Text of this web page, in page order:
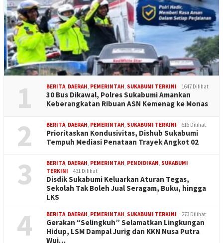
1 BERITA, DAERAH, PEMERINTAH, SUKABUMI TERKINI 1647 Dilihat
30 Bus Dikawal, Polres Sukabumi Amankan
Keberangkatan Ribuan ASN Kemenag ke Monas
2 BERITA, DAERAH, PEMERINTAH, SUKABUMI TERKINI 616 Dilihat
Prioritaskan Kondusivitas, Dishub Sukabumi
Tempuh Mediasi Penataan Trayek Angkot 02
3 BERITA, DAERAH, PEMERINTAH, PENDIDIKAN, SUKABUMI
TERKINI
431 Dilihat
Disdik Sukabumi Keluarkan Aturan Tegas,
Sekolah Tak Boleh Jual Seragam, Buku, hingga
LKS
4 BERITA, DAERAH, PEMERINTAH, SUKABUMI TERKINI 273 Dilihat
Gerakan “Selingkuh” Selamatkan Lingkungan
Hidup, LSM Dampal Jurig dan KKN Nusa Putra
Wuj…